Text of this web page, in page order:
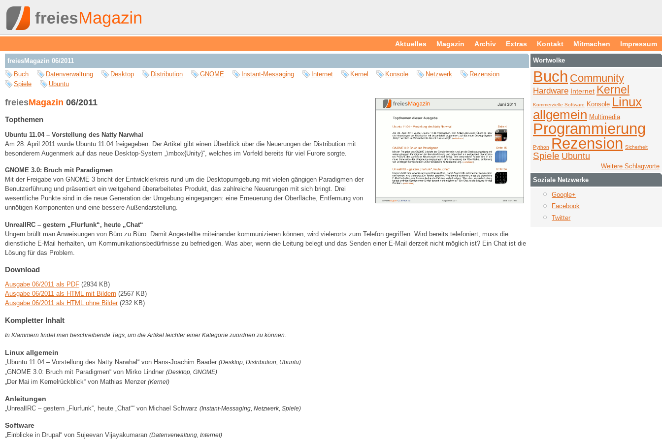
Aktuelles Magazin Archiv Extras Kontakt Mitmachen Impressum
freiesMagazin 06/2011
Buch
Datenverwaltung Desktop Distribution GNOME Instant-Messaging Internet Kernel Konsole Netzwerk
Rezension
Spiele
Ubuntu
freiesMagazin 06/2011
Topthemen
Ubuntu 11.04 – Vorstellung des Natty Narwhal
Am 28. April 2011 wurde Ubuntu 11.04 freigegeben. Der Artikel gibt einen Überblick über die Neuerungen der Distribution mit
besonderem Augenmerk auf das neue Desktop-System „\mbox{Unity}“, welches im Vorfeld bereits für viel Furore sorgte.
GNOME 3.0: Bruch mit Paradigmen
Mit der Freigabe von GNOME 3 bricht der Entwicklerkreis rund um die Desktopumgebung mit vielen gängigen Paradigmen der
Benutzerführung und präsentiert ein weitgehend überarbeitetes Produkt, das zahlreiche Neuerungen mit sich bringt. Drei
wesentliche Punkte sind in die neue Generation der Umgebung eingegangen: eine Erneuerung der Oberfläche, Entfernung von
unnötigen Komponenten und eine bessere Außendarstellung.
UnrealIRC – gestern „Flurfunk“, heute „Chat“
Ungern brüllt man Anweisungen von Büro zu Büro. Damit Angestellte miteinander kommunizieren können, wird vielerorts zum Telefon gegriffen. Wird bereits telefoniert, muss die
dienstliche E-Mail herhalten, um Kommunikationsbedürfnisse zu befriedigen. Was aber, wenn die Leitung belegt und das Senden einer E-Mail derzeit nicht möglich ist? Ein Chat ist die
Lösung für das Problem.
Download
Ausgabe 06/2011 als PDF (2934 KB)
Ausgabe 06/2011 als HTML mit Bildern (2567 KB)
Ausgabe 06/2011 als HTML ohne Bilder(232 KB)
Kompletter Inhalt
In Klammern findet man beschreibende Tags, um die Artikel leichter einer Kategorie zuordnen zu können.
Linux allgemein
„Ubuntu 11.04 – Vorstellung des Natty Narwhal“ von Hans-Joachim Baader (Desktop, Distribution, Ubuntu)
„GNOME 3.0: Bruch mit Paradigmen“ von Mirko Lindner (Desktop, GNOME)
„Der Mai im Kernelrückblick“ von Mathias Menzer (Kernel)
Anleitungen
„UnrealIRC – gestern „Flurfunk“, heute „Chat““ von Michael Schwarz (Instant-Messaging, Netzwerk, Spiele)
Software
„Einblicke in Drupal“ von Sujeevan Vijayakumaran (Datenverwaltung, Internet)
Wortwolke
Buch Community
Hardware Internet Kernel
Kommerzielle Software Konsole Linux
allgemein Multimedia
Programmierung
Python Rezension Sicherheit
Spiele Ubuntu
Weitere Schlagworte
Soziale Netzwerke
Google+
Facebook
Twitter